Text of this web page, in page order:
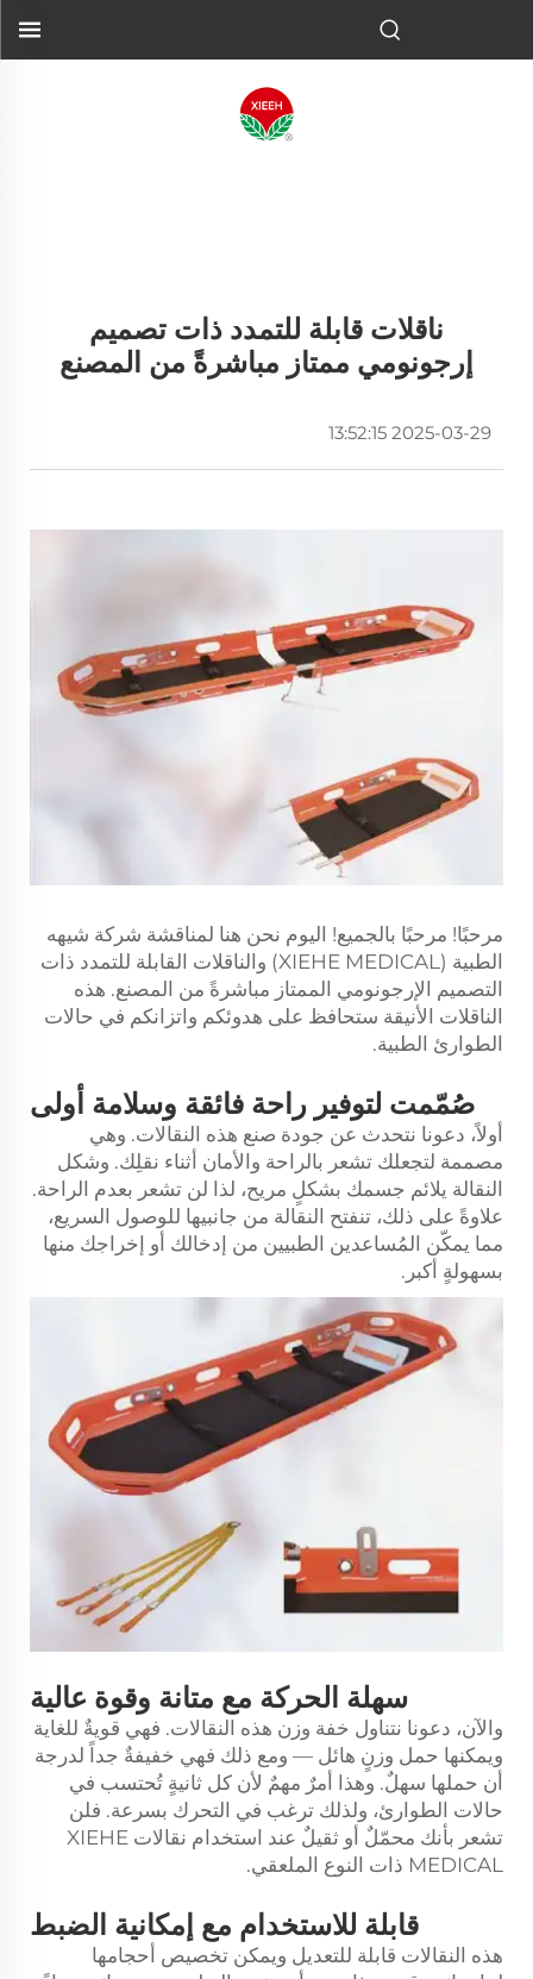
ناقلات قابلة للتمدد ذات تصميم
إرجونومي ممتاز مباشرةً من المصنع
2025-03-29 13:52:15
مرحبًا! مرحبًا بالجميع! اليوم نحن هنا لمناقشة شركة شيهه
الطبية (XIEHE MEDICAL) والناقلات القابلة للتمدد ذات
التصميم الإرجونومي الممتاز مباشرةً من المصنع. هذه
الناقلات الأنيقة ستحافظ على هدوئكم واتزانكم في حالات
الطوارئ الطبية.
صُمّمت لتوفير راحة فائقة وسلامة أولى
أولاً، دعونا نتحدث عن جودة صنع هذه النقالات. وهي
مصممة لتجعلك تشعر بالراحة والأمان أثناء نقلِك. وشكل
النقالة يلائم جسمك بشكلٍ مريح، لذا لن تشعر بعدم الراحة.
علاوةً على ذلك، تنفتح النقالة من جانبيها للوصول السريع،
مما يمكّن المُساعدين الطبيين من إدخالك أو إخراجك منها
بسهولةٍ أكبر.
سهلة الحركة مع متانة وقوة عالية
والآن، دعونا نتناول خفة وزن هذه النقالات. فهي قويةٌ للغاية
ويمكنها حمل وزنٍ هائل — ومع ذلك فهي خفيفةٌ جداً لدرجة
أن حملها سهلٌ. وهذا أمرٌ مهمٌ لأن كل ثانيةٍ تُحتسب في
حالات الطوارئ، ولذلك ترغب في التحرك بسرعة. فلن
تشعر بأنك محمّلٌ أو ثقيلٌ عند استخدام نقالات XIEHE
MEDICAL ذات النوع الملعقي.
قابلة للاستخدام مع إمكانية الضبط
هذه النقالات قابلة للتعديل ويمكن تخصيص أحجامها